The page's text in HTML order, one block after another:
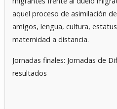
aquel proceso de asimilación
amigos, lengua, cultura,
maternidad a distancia.
Jornadas finales: Jornadas de
resultados